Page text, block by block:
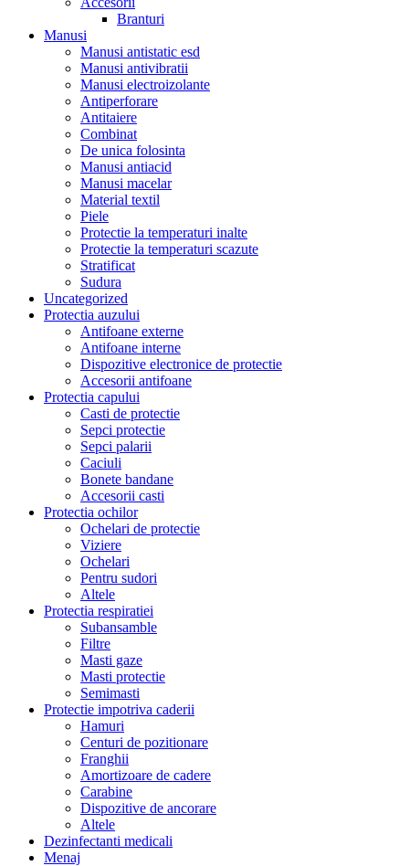
Branturi
Manusi
Manusi antistatic esd
Manusi antivibratii
Manusi electroizolante
Antiperforare
Antitaiere
Combinat
De unica folosinta
Manusi antiacid
Manusi macelar
Material textil
Piele
Protectie la temperaturi inalte
Protectie la temperaturi scazute
Stratificat
Sudura
Uncategorized
Protectia auzului
Antifoane externe
Antifoane interne
Dispozitive electronice de protectie
Accesorii antifoane
Protectia capului
Casti de protectie
Sepci protectie
Sepci palarii
Caciuli
Bonete bandane
Accesorii casti
Protectia ochilor
Ochelari de protectie
Viziere
Ochelari
Pentru sudori
Altele
Protectia respiratiei
Subansamble
Filtre
Masti gaze
Masti protectie
Semimasti
Protectie impotriva caderii
Hamuri
Centuri de pozitionare
Franghii
Amortizoare de cadere
Carabine
Dispozitive de ancorare
Altele
Dezinfectanti medicali
Menaj